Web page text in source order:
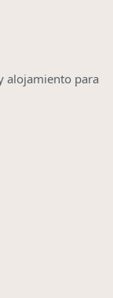
alojamiento para